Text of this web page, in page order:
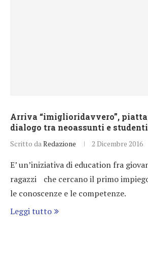
Arriva “imiglioridavvero”,
dialogo tra neoassunti e studenti
Scritto da Redazione 2 Dicembre 2016
E’ un’iniziativa di education fra
ragazzi che cercano il primo
le conoscenze e le competenze.
Leggi tutto